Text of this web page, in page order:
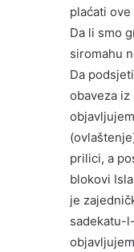
plaćati
Da li smo
siromahu
Da
obaveza
prilici, a
blokovi
je
sadekatu-